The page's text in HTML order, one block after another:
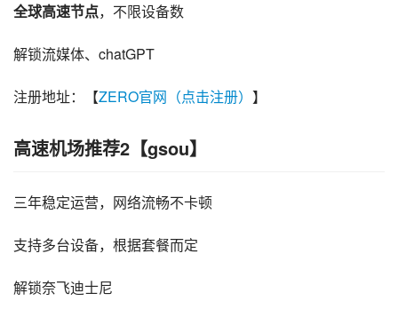
全球高速节点，不限设备数
解锁流媒体、chatGPT
注册地址：【ZERO官网（点击注册） 】
高速机场推荐2【gsou】
三年稳定运营，网络流畅不卡顿
支持多台设备，根据套餐而定
解锁奈飞迪士尼